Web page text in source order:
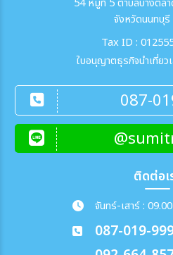
54 หมู่ที่ 5 ตำบลบางตลา
จังหวัดนนทบุ
Tax ID :
ใบอนุญาตธุรกิจนำเที่ยว
087-
ติดต่อเ
จันทร์-เสาร์ :
087-019-